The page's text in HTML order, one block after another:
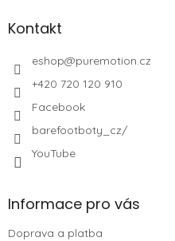
Kontakt
eshop@puremotion.cz
+420 720 120 910
Facebook
barefootboty_cz/
YouTube
Informace pro vás
Doprava a platba